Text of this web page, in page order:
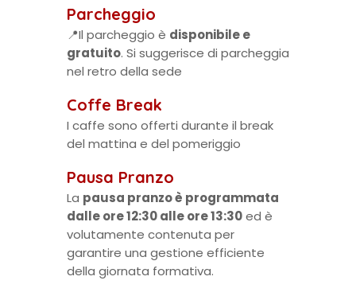
Parcheggio
📍Il parcheggio è disponibile e
gratuito. Si suggerisce di parcheggia
nel retro della sede
Coffe Break
I caffe sono offerti durante il break
del mattina e del pomeriggio
Pausa Pranzo
La pausa pranzo è programmata
dalle ore 12:30 alle ore 13:30ed è
volutamente contenuta per
garantire una gestione efficiente
della giornata formativa.